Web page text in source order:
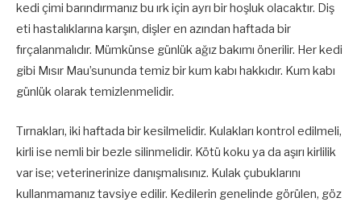
kedi çimi barındırmanız bu ırk için ayrı bir hoşluk olacaktır. Diş
eti hastalıklarına karşın, dişler en azından haftada bir
fırçalanmalıdır. Mümkünse günlük ağız bakımı önerilir. Her kedi
gibi Mısır Mau’sununda temiz bir kum kabı hakkıdır. Kum kabı
günlük olarak temizlenmelidir.
Tırnakları, iki haftada bir kesilmelidir. Kulakları kontrol edilmeli,
kirli ise nemli bir bezle silinmelidir. Kötü koku ya da aşırı kirlilik
var ise; veterinerinize danışmalısınız. Kulak çubuklarını
kullanmamanız tavsiye edilir. Kedilerin genelinde görülen, göz